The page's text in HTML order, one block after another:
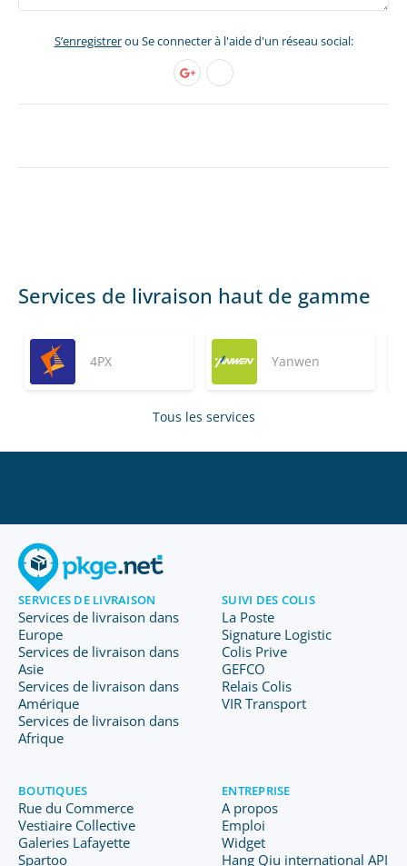
S’enregistrerou Se connecter à l'aide d'un réseau social:
Services de livraison haut de gamme
4PX Yanwen
Tous les services
SERVICES DE LIVRAISON
Services de livraison dans
Europe
Services de livraison dans
Asie
Services de livraison dans
Amérique
Services de livraison dans
Afrique
SUIVI DES COLIS
La Poste
Signature Logistic
Colis Prive
GEFCO
Relais Colis
VIR Transport
BOUTIQUES
Rue du Commerce
Vestiaire Collective
Galeries Lafayette
Spartoo
ENTREPRISE
A propos
Emploi
Widget
Hang Qiu international API